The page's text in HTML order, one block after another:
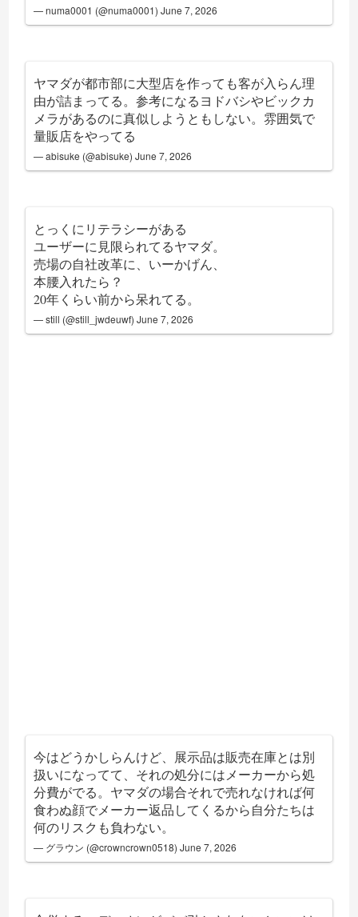
— numa0001 (@numa0001)June 7, 2026
ヤマダが都市部に大型店を作っても客が入らん理
由が詰まってる。参考になるヨドバシやビックカ
メラがあるのに真似しようともしない。雰囲気で
量販店をやってる
— abisuke (@abisuke)June 7, 2026
とっくにリテラシーがある
ユーザーに見限られてるヤマダ。
売場の自社改革に、いーかげん、
本腰入れたら？
20年くらい前から呆れてる。
— still (@still_jwdeuwf)June 7, 2026
今はどうかしらんけど、展示品は販売在庫とは別
扱いになってて、それの処分にはメーカーから処
分費がでる。ヤマダの場合それで売れなければ何
食わぬ顔でメーカー返品してくるから自分たちは
何のリスクも負わない。
— グラウン (@crowncrown0518)June 7, 2026